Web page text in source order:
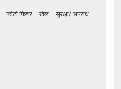
फोटो फिचर खेल
सुरक्षा/ अपराध